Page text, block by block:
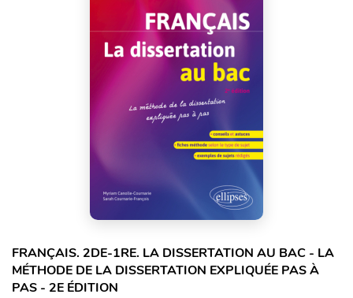
FRANÇAIS. 2DE-1RE. LA DISSERTATION AU BAC - LA
MÉTHODE DE LA DISSERTATION EXPLIQUÉE PAS À
PAS - 2E ÉDITION